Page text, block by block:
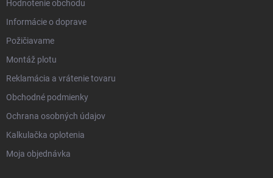
Hodnotenie obchodu
Informácie o doprave
Požičiavame
Montáž plotu
Reklamácia a vrátenie tovaru
Obchodné podmienky
Ochrana osobných údajov
Kalkulačka oplotenia
Moja objednávka